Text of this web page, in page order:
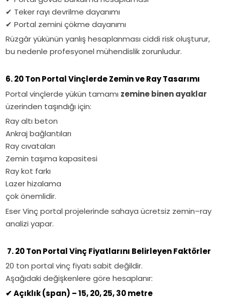
✔ Teker rayı devrilme dayanımı
✔ Portal zemini çökme dayanımı
Rüzgâr yükünün yanlış hesaplanması ciddi risk oluşturur,
bu nedenle profesyonel mühendislik zorunludur.
6. 20 Ton Portal Vinçlerde Zemin ve Ray Tasarımı
Portal vinçlerde yükün tamamı zemine binen ayaklar
üzerinden taşındığı için:
Ray altı beton
Ankraj bağlantıları
Ray cıvataları
Zemin taşıma kapasitesi
Ray kot farkı
Lazer hizalama
çok önemlidir.
Eser Vinç portal projelerinde sahaya ücretsiz zemin–ray
analizi yapar.
7. 20 Ton Portal Vinç Fiyatlarını Belirleyen Faktörler
20 ton portal vinç fiyatı sabit değildir.
Aşağıdaki değişkenlere göre hesaplanır:
✔Açıklık (span) – 15, 20, 25, 30 metre